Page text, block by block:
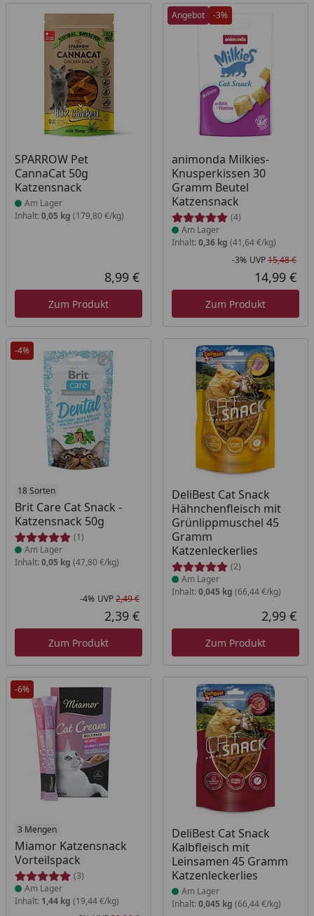
SPARROW Pet
CannaCat 50g
Katzensnack
Produkt am Lager
Am Lager
Inhalt: 0,05 kg (179,80 €/kg)
Aktueller Preis
8,99 €
Zum Produkt
Angebot -3%
animonda Milkies-
Knusperkissen 30
Gramm Beutel
Katzensnack
(4)
Produkt am Lager
Am Lager
Inhalt: 0,36 kg (41,64 €/kg)
-3% UVP15,48 €
14,99 €
Zum Produkt
-4%
18 Sorten
Brit Care Cat Snack -
Katzensnack 50g
(1)
Produkt am Lager
Am Lager
Inhalt: 0,05 kg (47,80 €/kg)
Rabatt in Prozent
-4%
Ursprünglicher Preis
UVP2,49 €
Aktueller Preis
2,39 €
Zum Produkt
DeliBest Cat Snack
Hähnchenfleisch mit
Grünlippmuschel 45
Gramm
Katzenleckerlies
(2)
Produkt am Lager
Am Lager
Inhalt: 0,045 kg (66,44 €/kg)
2,99 €
Zum Produkt
-6%
3 Mengen
Miamor Katzensnack
Vorteilspack
(3)
Produkt am Lager
Am Lager
Inhalt: 1,44 kg (19,44 €/kg)
DeliBest Cat Snack
Kalbfleisch mit
Leinsamen 45 Gramm
Katzenleckerlies
Produkt am Lager
Am Lager
Inhalt: 0,045 kg (66,44 €/kg)